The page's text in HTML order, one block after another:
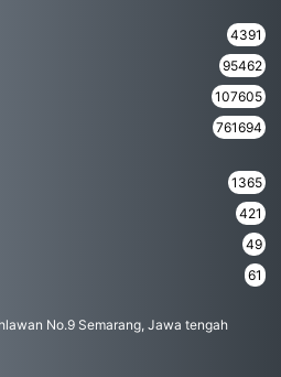
4391
95462
107605
761694
1365
421
49
61
No.9 Semarang, Jawa tengah